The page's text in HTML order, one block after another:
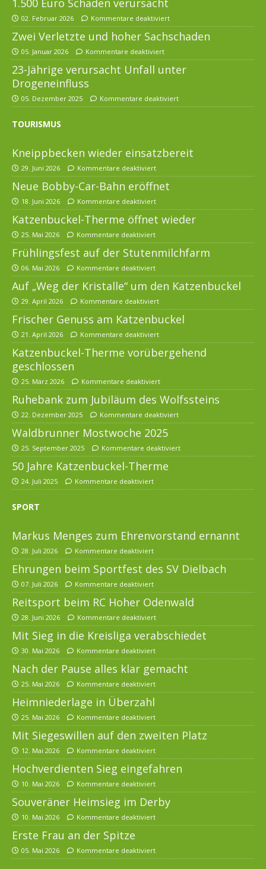
1.500 Euro Schaden verursacht
02. Februar 2026 Kommentare deaktiviert
Zwei Verletzte und hoher Sachschaden
05. Januar 2026 Kommentare deaktiviert
23-Jährige verursacht Unfall unter
Drogeneinfluss
05. Dezember 2025 Kommentare deaktiviert
TOURISMUS
Kneippbecken wieder einsatzbereit
29. Juni 2026 Kommentare deaktiviert
Neue Bobby-Car-Bahn eröffnet
18. Juni 2026 Kommentare deaktiviert
Katzenbuckel-Therme öffnet wieder
25. Mai 2026 Kommentare deaktiviert
Frühlingsfest auf der Stutenmilchfarm
06. Mai 2026 Kommentare deaktiviert
Auf „Weg der Kristalle“ um den Katzenbuckel
29. April 2026 Kommentare deaktiviert
Frischer Genuss am Katzenbuckel
21. April 2026 Kommentare deaktiviert
Katzenbuckel-Therme vorübergehend
geschlossen
25. März 2026 Kommentare deaktiviert
Ruhebank zum Jubiläum des Wolfssteins
22. Dezember 2025 Kommentare deaktiviert
Waldbrunner Mostwoche 2025
25. September 2025 Kommentare deaktiviert
50 Jahre Katzenbuckel-Therme
24. Juli 2025 Kommentare deaktiviert
SPORT
Markus Menges zum Ehrenvorstand ernannt
28. Juli 2026 Kommentare deaktiviert
Ehrungen beim Sportfest des SV Dielbach
07. Juli 2026 Kommentare deaktiviert
Reitsport beim RC Hoher Odenwald
28. Juni 2026 Kommentare deaktiviert
Mit Sieg in die Kreisliga verabschiedet
30. Mai 2026 Kommentare deaktiviert
Nach der Pause alles klar gemacht
25. Mai 2026 Kommentare deaktiviert
Heimniederlage in Überzahl
25. Mai 2026 Kommentare deaktiviert
Mit Siegeswillen auf den zweiten Platz
12. Mai 2026 Kommentare deaktiviert
Hochverdienten Sieg eingefahren
10. Mai 2026 Kommentare deaktiviert
Souveräner Heimsieg im Derby
10. Mai 2026 Kommentare deaktiviert
Erste Frau an der Spitze
05. Mai 2026 Kommentare deaktiviert